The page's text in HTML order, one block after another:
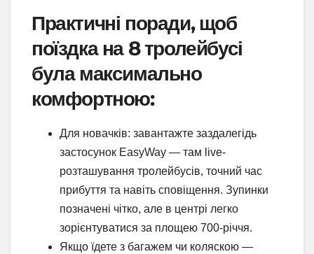
Практичні поради, щоб
поїздка на 8 тролейбусі
була максимально
комфортною:
Для новачків: завантажте заздалегідь
застосунок EasyWay — там live-
розташування тролейбусів, точний час
прибуття та навіть сповіщення. Зупинки
позначені чітко, але в центрі легко
зорієнтуватися за площею 700-річчя.
Якщо їдете з багажем чи коляскою —